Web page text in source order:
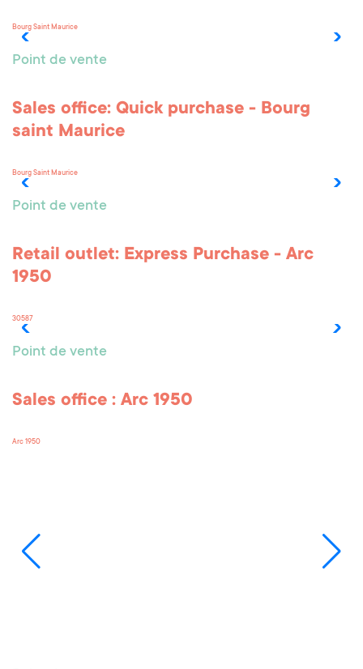
Bourg Saint Maurice
Point de vente
Sales office: Quick purchase - Bourg
saint Maurice
Bourg Saint Maurice
Point de vente
Retail outlet: Express Purchase - Arc
1950
30587
Point de vente
Sales office : Arc 1950
Arc 1950